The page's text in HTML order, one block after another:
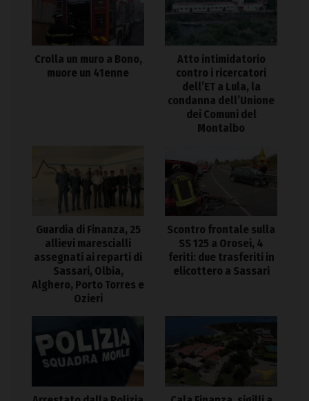
Crolla un muro a Bono,
muore un 41enne
Atto intimidatorio
contro i ricercatori
dell’ET a Lula, la
condanna dell’Unione
dei Comuni del
Montalbo
Guardia di Finanza, 25
allievi marescialli
assegnati ai reparti di
Sassari, Olbia,
Alghero, Porto Torres e
Ozieri
Scontro frontale sulla
SS 125 a Orosei, 4
feriti: due trasferiti in
elicottero a Sassari